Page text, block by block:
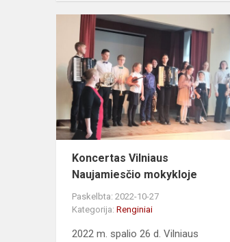
Koncertas Vilniaus
Naujamiesčio mokykloje
Paskelbta: 2022-10-27
Kategorija: Renginiai
2022 m. spalio 26 d. Vilniaus